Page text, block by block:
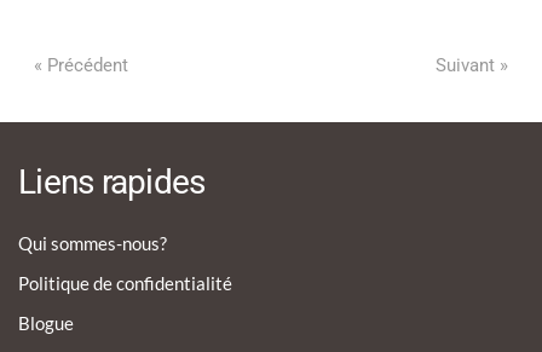
« Précédent Suivant »
Liens rapides
Qui sommes-nous?
Politique de confidentialité
Blogue